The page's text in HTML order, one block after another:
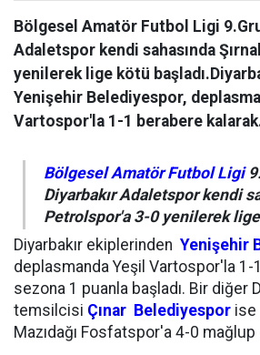
Bölgesel Amatör Futbol Ligi
Adaletspor kendi sahasında
yenilerek lige kötü
Yenişehir Belediyespor,
Vartospor'la 1-1 berabere
Bölgesel Amatör Futbol Ligi
Diyarbakır Adaletspor kendi
Petrolspor'a 3-0 yenilerek
Diyarbakır ekiplerinden Yenişehir
deplasmanda Yeşil Vartospor'la 1-
sezona 1 puanla başladı. Bir diğer
temsilcisi Çınar Belediyespor ise
Mazıdağı Fosfatspor'a 4-0 mağlup